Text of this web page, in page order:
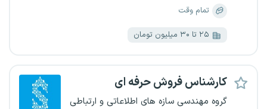
تمام وقت
۲۵ تا ۳۰ میلیون تومان
کارشناس فروش حرفه ای
گروه مهندسی سازه های اطلاعاتی و ارتباطی